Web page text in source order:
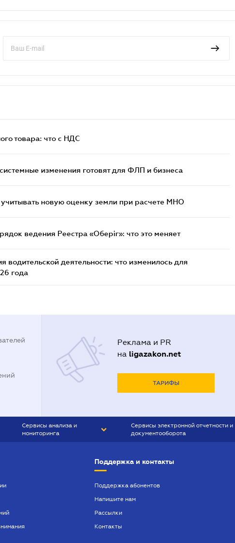
товара: что c НДС
изменения готовят для ФЛП и бизнеса
новую оценку земли при расчете МНО
ведения Реестра «Оберіг»: что это меняет
водительской деятельности: что изменилось для
года
Реклама и PR
на ligazakon.net
ТАРИФЫ
Сервисы анализа и
мониторинга
Сервисы электронной отчетности и
документооборота
Поддержка и контакты
Поддержка абонентов
Напишите нам
Рассылки
Контакты